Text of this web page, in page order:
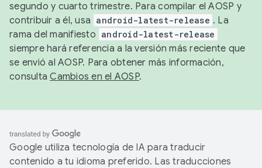
segundo y cuarto trimestre. Para compilar el AOSP y
contribuir a él, usa android-latest-release . La
rama del manifiesto android-latest-release
siempre hará referencia a la versión más reciente que
se envió al AOSP. Para obtener más información,
consultaCambios en el AOSP.
Google utiliza tecnología de IA para traducir
contenido a tu idioma preferido. Las traducciones